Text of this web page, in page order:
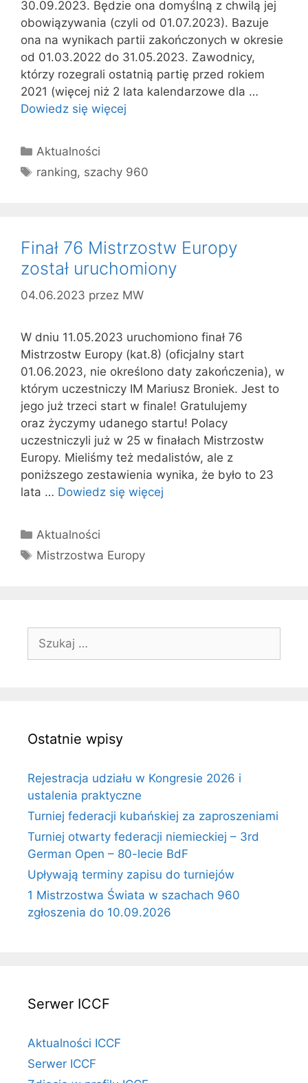
30.09.2023. Będzie ona domyślną z chwilą jej
obowiązywania (czyli od 01.07.2023). Bazuje
ona na wynikach partii zakończonych w okresie
od 01.03.2022 do 31.05.2023. Zawodnicy,
którzy rozegrali ostatnią partię przed rokiem
2021 (więcej niż 2 lata kalendarzowe dla …
Dowiedz się więcej
Kategorie
Aktualności
Tagi
ranking, szachy 960
Finał 76 Mistrzostw Europy
został uruchomiony
04.06.2023 przez MW
W dniu 11.05.2023 uruchomiono finał 76
Mistrzostw Europy (kat.8) (oficjalny start
01.06.2023, nie określono daty zakończenia), w
którym uczestniczy IM Mariusz Broniek. Jest to
jego już trzeci start w finale! Gratulujemy
oraz życzymy udanego startu! Polacy
uczestniczyli już w 25 w finałach Mistrzostw
Europy. Mieliśmy też medalistów, ale z
poniższego zestawienia wynika, że było to 23
lata … Dowiedz się więcej
Kategorie
Aktualności
Tagi
Mistrzostwa Europy
Ostatnie wpisy
Rejestracja udziału w Kongresie 2026 i
ustalenia praktyczne
Turniej federacji kubańskiej za zaproszeniami
Turniej otwarty federacji niemieckiej – 3rd
German Open – 80-lecie BdF
Upływają terminy zapisu do turniejów
1 Mistrzostwa Świata w szachach 960
zgłoszenia do 10.09.2026
Serwer ICCF
Aktualności ICCF
Serwer ICCF